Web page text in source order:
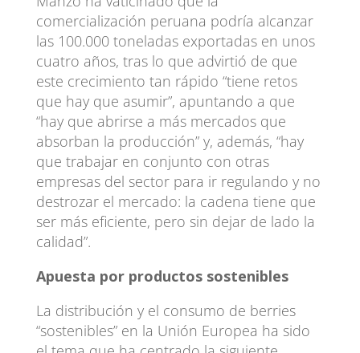
comercialización peruana podría alcanzar
las 100.000 toneladas exportadas en unos
cuatro años, tras lo que advirtió de que
este crecimiento tan rápido “tiene retos
que hay que asumir”, apuntando a que
“hay que abrirse a más mercados que
absorban la producción” y, además, “hay
que trabajar en conjunto con otras
empresas del sector para ir regulando y no
destrozar el mercado: la cadena tiene que
ser más eficiente, pero sin dejar de lado la
calidad”.
Apuesta por productos sostenibles
La distribución y el consumo de berries
“sostenibles” en la Unión Europea ha sido